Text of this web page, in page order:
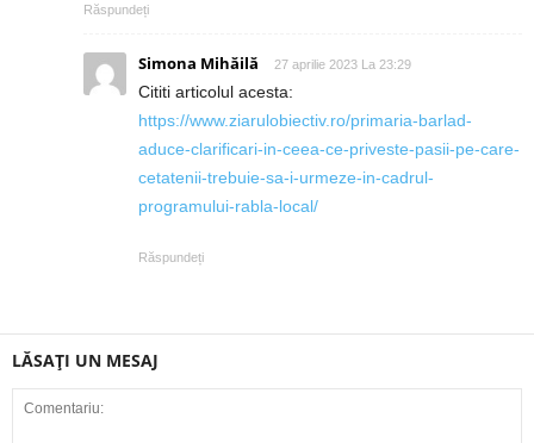
Răspundeți
Simona Mihăilă 27 aprilie 2023 La 23:29
Cititi articolul acesta:
https://www.ziarulobiectiv.ro/primaria-barlad-
aduce-clarificari-in-ceea-ce-priveste-pasii-pe-care-
cetatenii-trebuie-sa-i-urmeze-in-cadrul-
programului-rabla-local/
Răspundeți
LĂSAȚI UN MESAJ